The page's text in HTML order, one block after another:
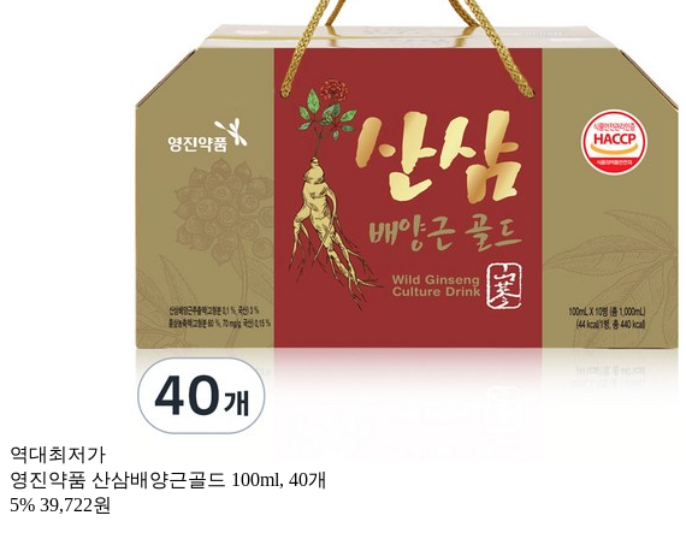
역대최저가
영진약품 산삼배양근골드 100ml, 40개
5% 39,722원